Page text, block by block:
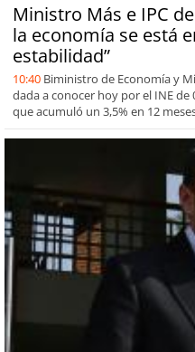
Ministro Más e IPC
la economía se está
estabilidad”
10:40 Biministro de Economía y
dada a conocer hoy por el INE de
que acumuló un 3,5% en 12